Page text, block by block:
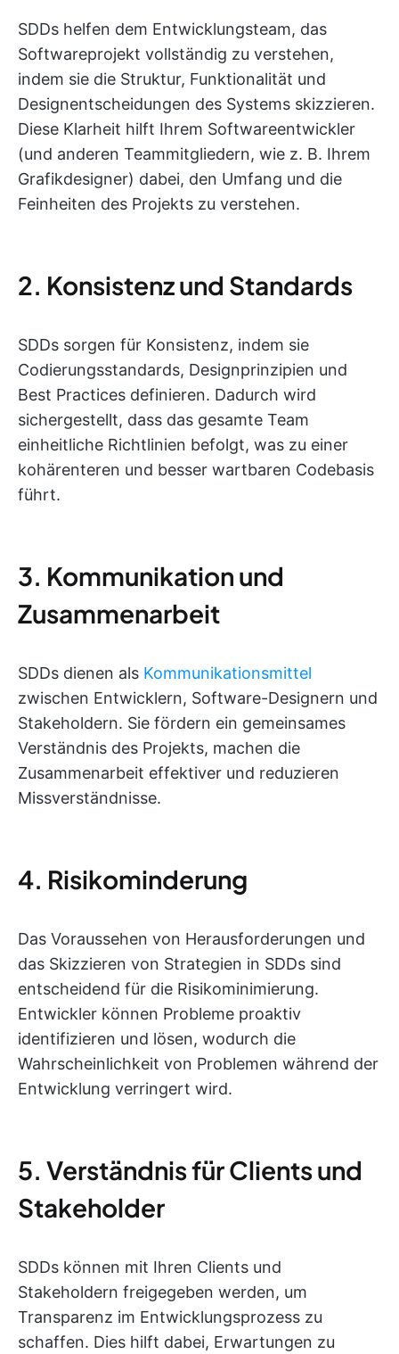
SDDs helfen dem Entwicklungsteam, das
Softwareprojekt vollständig zu verstehen,
indem sie die Struktur, Funktionalität und
Designentscheidungen des Systems skizzieren.
Diese Klarheit hilft Ihrem Softwareentwickler
(und anderen Teammitgliedern, wie z. B. Ihrem
Grafikdesigner) dabei, den Umfang und die
Feinheiten des Projekts zu verstehen.
2. Konsistenz und Standards
SDDs sorgen für Konsistenz, indem sie
Codierungsstandards, Designprinzipien und
Best Practices definieren. Dadurch wird
sichergestellt, dass das gesamte Team
einheitliche Richtlinien befolgt, was zu einer
kohärenteren und besser wartbaren Codebasis
führt.
3. Kommunikation und
Zusammenarbeit
SDDs dienen als Kommunikationsmittel
zwischen Entwicklern, Software-Designern und
Stakeholdern. Sie fördern ein gemeinsames
Verständnis des Projekts, machen die
Zusammenarbeit effektiver und reduzieren
Missverständnisse.
4. Risikominderung
Das Voraussehen von Herausforderungen und
das Skizzieren von Strategien in SDDs sind
entscheidend für die Risikominimierung.
Entwickler können Probleme proaktiv
identifizieren und lösen, wodurch die
Wahrscheinlichkeit von Problemen während der
Entwicklung verringert wird.
5. Verständnis für Clients und
Stakeholder
SDDs können mit Ihren Clients und
Stakeholdern freigegeben werden, um
Transparenz im Entwicklungsprozess zu
schaffen. Dies hilft dabei, Erwartungen zu